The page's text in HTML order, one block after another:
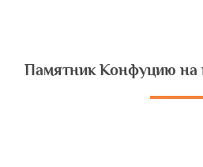
Памятник Конфуцию